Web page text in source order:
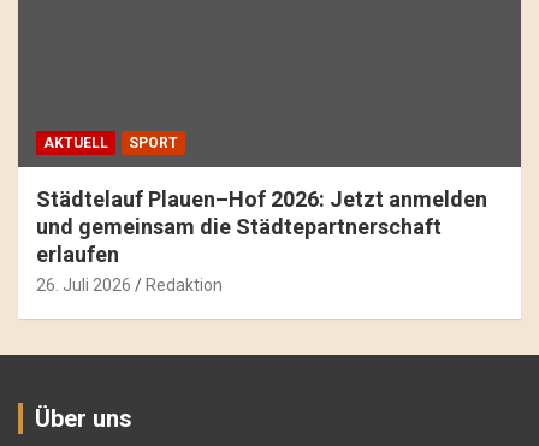
AKTUELL SPORT
Städtelauf Plauen–Hof 2026: Jetzt anmelden
und gemeinsam die Städtepartnerschaft
erlaufen
26. Juli 2026 Redaktion
Über uns